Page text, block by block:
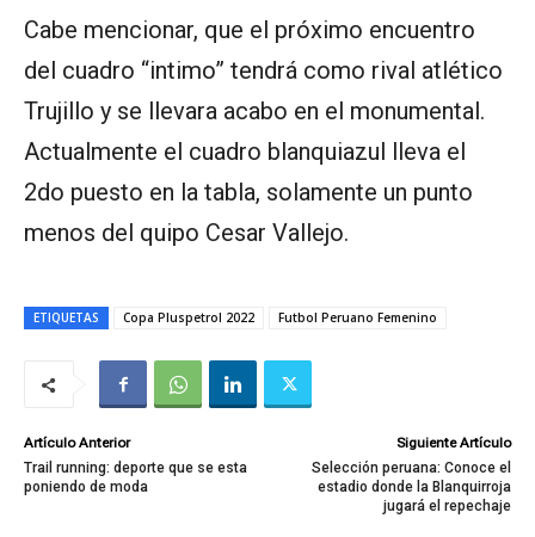
Cabe mencionar, que el próximo encuentro
del cuadro “intimo” tendrá como rival atlético
Trujillo y se llevara acabo en el monumental.
Actualmente el cuadro blanquiazul lleva el
2do puesto en la tabla, solamente un punto
menos del quipo Cesar Vallejo.
ETIQUETAS Copa Pluspetrol 2022 Futbol Peruano Femenino
Artículo Anterior
Trail running: deporte que se esta
poniendo de moda
Siguiente Artículo
Selección peruana: Conoce el
estadio donde la Blanquirroja
jugará el repechaje